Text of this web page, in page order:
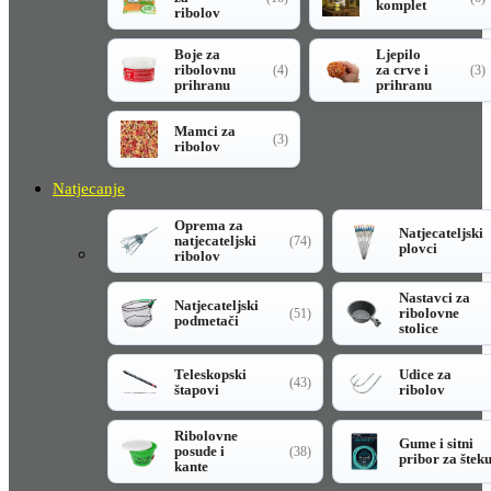
ribolov
komplet
Boje za
ribolovnu
prihranu
(4)
Ljepilo
za crve i
prihranu
(3)
Mamci za
ribolov
(3)
Natjecanje
Oprema za
natjecateljski
ribolov
(74)
Natjecateljski
plovci
Natjecateljski
podmetači
(51)
Nastavci za
ribolovne
stolice
Teleskopski
štapovi
(43)
Udice za
ribolov
Ribolovne
posude i
kante
(38)
Gume i sitni
pribor za šteku